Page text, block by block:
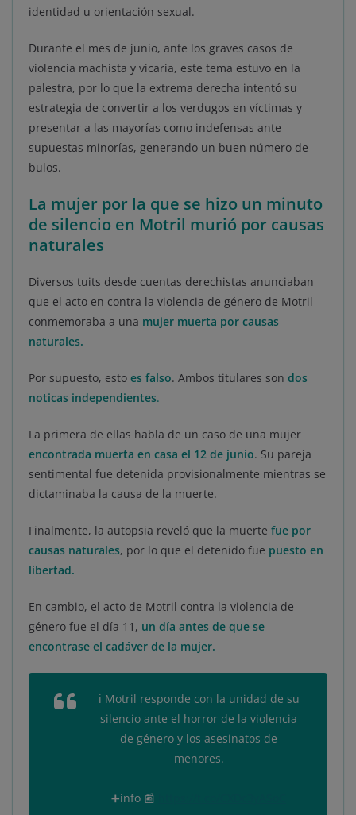
identidad u orientación sexual.
Durante el mes de junio, ante los graves casos de
violencia machista y vicaria, este tema estuvo en la
palestra, por lo que la extrema derecha intentó su
estrategia de convertir a los verdugos en víctimas y
presentar a las mayorías como indefensas ante
supuestas minorías, generando un buen número de
bulos.
La mujer por la que se hizo un minuto
de silencio en Motril murió por causas
naturales
Diversos tuits desde cuentas derechistas anunciaban
que el acto en contra la violencia de género de Motril
conmemoraba a una mujer muerta por causas
naturales.
Por supuesto, esto es falso. Ambos titulares son dos
noticas independientes.
La primera de ellas habla de un caso de una mujer
encontrada muerta en casa el 12 de junio. Su pareja
sentimental fue detenida provisionalmente mientras se
dictaminaba la causa de la muerte.
Finalmente, la autopsia reveló que la muerte fue por
causas naturales, por lo que el detenido fue puesto en
libertad.
En cambio, el acto de Motril contra la violencia de
género fue el día 11, un día antes de que se
encontrase el cadáver de la mujer.
ℹ Motril responde con la unidad de su
silencio ante el horror de la violencia
de género y los asesinatos de
menores.
➕info 📰